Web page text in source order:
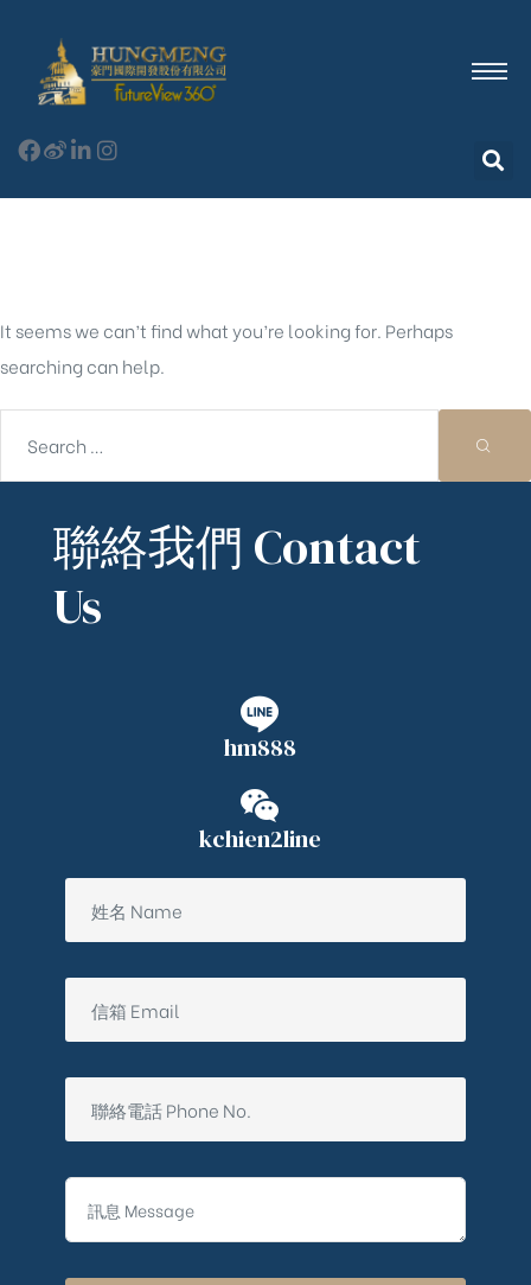
It seems we can’t find what you’re looking for. Perhaps
searching can help.
聯絡我們 Contact
Us
hm888
kchien2line